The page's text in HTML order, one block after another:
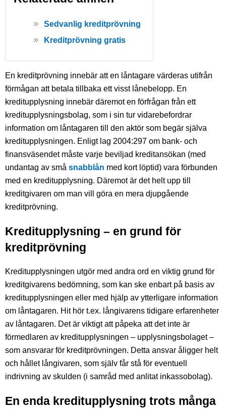
Sedvanlig kreditprövning
Kreditprövning gratis
En kreditprövning innebär att en låntagare värderas utifrån
förmågan att betala tillbaka ett visst lånebelopp. En
kreditupplysning innebär däremot en förfrågan från ett
kreditupplysningsbolag, som i sin tur vidarebefordrar
information om låntagaren till den aktör som begär själva
kreditupplysningen. Enligt lag 2004:297 om bank- och
finansväsendet måste varje beviljad kreditansökan (med
undantag av små snabblån med kort löptid) vara förbunden
med en kreditupplysning. Däremot är det helt upp till
kreditgivaren om man vill göra en mera djupgående
kreditprövning.
Kreditupplysning – en grund för
kreditprövning
Kreditupplysningen utgör med andra ord en viktig grund för
kreditgivarens bedömning, som kan ske enbart på basis av
kreditupplysningen eller med hjälp av ytterligare information
om låntagaren. Hit hör t.ex. långivarens tidigare erfarenheter
av låntagaren. Det är viktigt att påpeka att det inte är
förmedlaren av kreditupplysningen – upplysningsbolaget –
som ansvarar för kreditprövningen. Detta ansvar åligger helt
och hållet långivaren, som själv får stå för eventuell
indrivning av skulden (i samråd med anlitat inkassobolag).
En enda kreditupplysning trots många